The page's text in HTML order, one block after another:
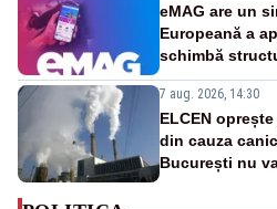
eMAG are un
Europeană a
schimbă
7 aug. 2026, 14:30
ELCEN
din cauza
București nu